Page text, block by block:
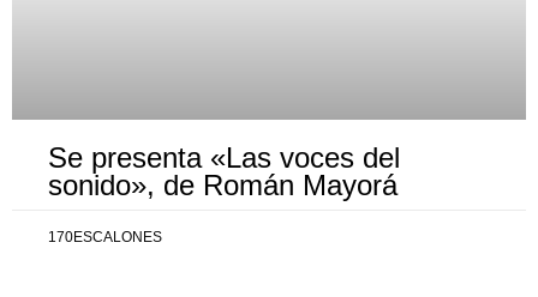
Se presenta «Las voces del
sonido», de Román Mayorá
170ESCALONES